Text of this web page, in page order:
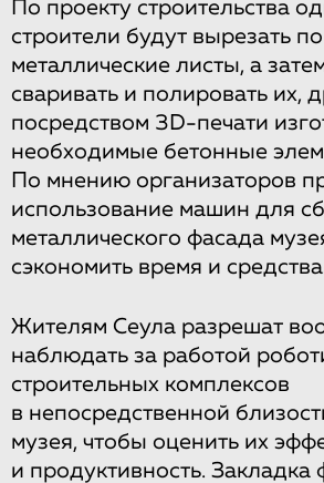
По проекту строительства
строители будут вырезать
металлические листы, а
сваривать и полировать их,
посредством 3D-печати
необходимые бетонные
По мнению организаторов
использование машин для
металлического фасада
сэкономить время и
Жителям Сеула разрешат
наблюдать за работой
строительных комплексов
в непосредственной
музея, чтобы оценить их
и продуктивность. Закладка